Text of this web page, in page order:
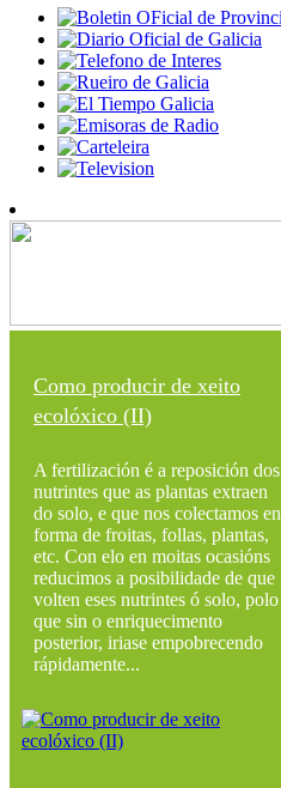
Como producir de xeito
ecolóxico (II)
A fertilización é a reposición dos
nutrintes que as plantas extraen
do solo, e que nos colectamos en
forma de froitas, follas, plantas,
etc. Con elo en moitas ocasións
reducimos a posibilidade de que
volten eses nutrintes ó solo, polo
que sin o enriquecimento
posterior, iriase empobrecendo
rápidamente...